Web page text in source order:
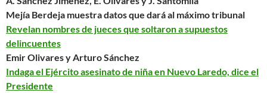
Mejía Berdeja muestra datos que dará al máximo tribunal
Revelan nombres de jueces que soltaron a supuestos
delincuentes
Emir Olivares y Arturo Sánchez
Indaga el Ejército asesinato de niña en Nuevo Laredo, dice el
Presidente